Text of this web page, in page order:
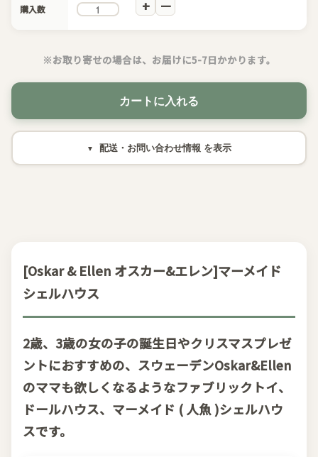
購入数
※お取り寄せの場合は、お届けに5-7日かかります。
カートに入れる
配送・お問い合わせ情報
[Oskar & Ellen オスカー&エレン]マーメイド
シェルハウス
2歳、3歳の女の子の誕生日やクリスマスプレゼ
ントにおすすめの、スウェーデンOskar&Ellen
のママも欲しくなるようなファブリックトイ、
ドールハウス、マーメイド ( 人魚 )シェルハウ
スです。